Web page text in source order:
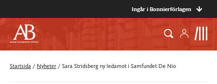
Ingår i Bonnierförlagen
Startsida / Nyheter / Sara Stridsberg ny ledamot i Samfundet De Nio